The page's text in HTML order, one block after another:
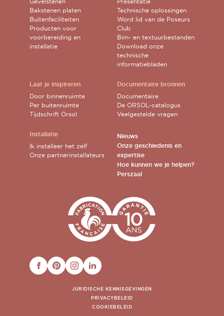
Bakstenen platen
Buitenfaciliteiten
Producten voor
voorbereiding en
installatie
Laat je inspireren
Door binnenruimte
Per buitenruimte
Tijdschrift Orsol
Installatie
Ik installeer het zelf
Onze partnerinstallateurs
Technische oplossingen
Word lid van de Poseurs
Club
Bim- en textuurbestanden
Download onze
technische
informatiebladen
Documentaire bronnen
Documentaire
De ORSOL-catalogus
Veelgestelde vragen
Nieuws
Onze geschiedenis en
expertise
Hoe kunnen we je helpen?
Perszaal
FACEBOOKPINTERESTINSTAGRAM
LINKEDIN
JURIDISCHE KENNISGEVINGEN
PRIVACYBELEID
COOKIEBELEID